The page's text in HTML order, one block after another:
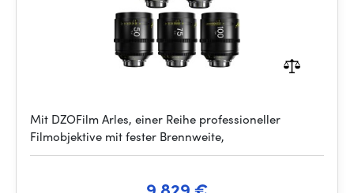
Mit DZOFilm Arles, einer Reihe professioneller
Filmobjektive mit fester Brennweite,